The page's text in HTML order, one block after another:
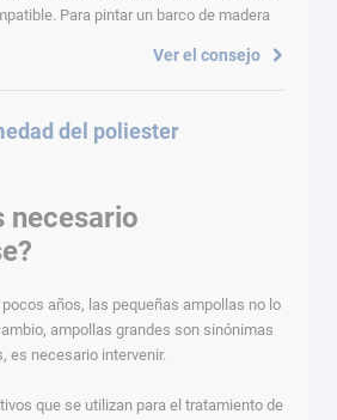
Para pintar un barco de madera
Ver el consejo
del poliester
necesario
años, las pequeñas ampollas no lo
ampollas grandes son sinónimas
es necesario intervenir.
que se utilizan para el tratamiento de